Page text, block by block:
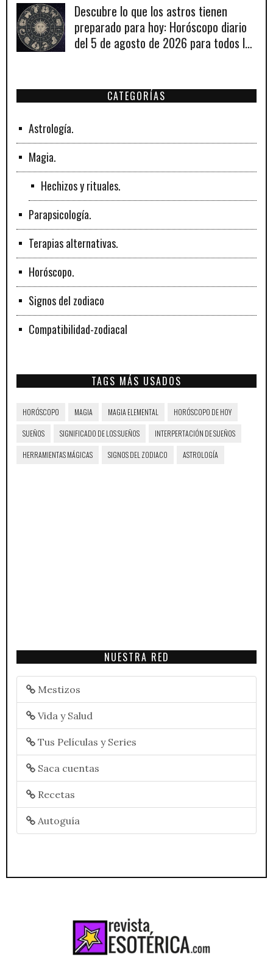
Descubre lo que los astros tienen
preparado para hoy: Horóscopo diario
del 5 de agosto de 2026 para todos los
CATEGORÍAS
Astrología.
Magia.
Hechizos y rituales.
Parapsicología.
Terapias alternativas.
Horóscopo.
Signos del zodiaco
Compatibilidad-zodiacal
TAGS MÁS USADOS
HORÓSCOPO MAGIA MAGIA ELEMENTAL HORÓSCOPO DE HOY
SUEÑOS SIGNIFICADO DE LOS SUEÑOS INTERPERTACIÓN DE SUEÑOS
HERRAMIENTAS MÁGICAS SIGNOS DEL ZODIACO ASTROLOGÍA
NUESTRA RED
Mestizos
Vida y Salud
Tus Películas y Series
Saca cuentas
Recetas
Autoguía